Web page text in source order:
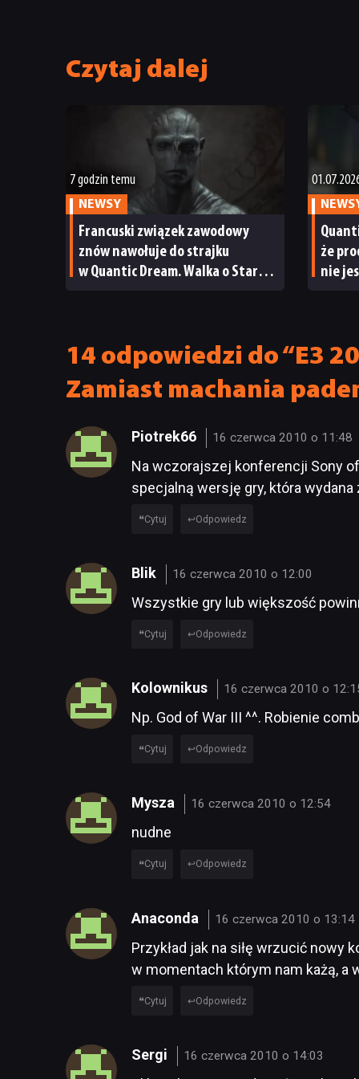
Czytaj dalej
7 godzin temu
NEWSY
Francuski związek zawodowy
znów nawołuje do strajku
w Quantic Dream. Walka o Star
że
nie
14 odpowiedzi do “E3
Zamiast machania
Piotrek66 16 czerwca 2010 o 11:48
Na wczorajszej konferencji Sony
specjalną wersję gry, która wydana
Cytuj Odpowiedz
Blik 16 czerwca 2010 o 12:00
Wszystkie gry lub większość
Cytuj Odpowiedz
Kolownikus 16 czerwca 2010 o
Np. God of War III ^^. Robienie
Cytuj Odpowiedz
Mysza 16 czerwca 2010 o 12:54
nudne
Cytuj Odpowiedz
Anaconda 16 czerwca 2010 o 13:14
Przykład jak na siłę wrzucić nowy
w momentach którym nam każą, a
Cytuj Odpowiedz
Sergi 16 czerwca 2010 o 14:03